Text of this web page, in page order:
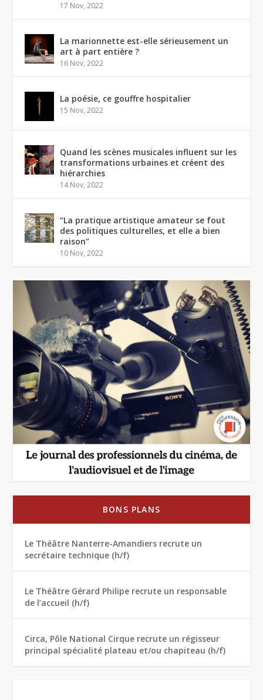
17 Nov, 2022
La marionnette est-elle sérieusement un
art à part entière ?
16 Nov, 2022
La poésie, ce gouffre hospitalier
15 Nov, 2022
Quand les scènes musicales influent sur les
transformations urbaines et créent des
hiérarchies
14 Nov, 2022
“La pratique artistique amateur se fout
des politiques culturelles, et elle a bien
raison”
10 Nov, 2022
BONS PLANS
Le Théâtre Nanterre-Amandiers recrute un
secrétaire technique (h/f)
Le Théâtre Gérard Philipe recrute un responsable
de l’accueil (h/f)
Circa, Pôle National Cirque recrute un régisseur
principal spécialité plateau et/ou chapiteau (h/f)